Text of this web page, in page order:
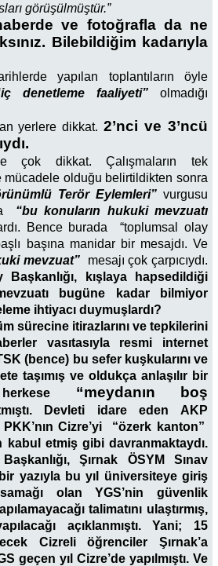
görüşülmüştür.”
ve fotoğrafla da ne
Bilebildiğim kadarıyla
yapılan toplantıların öyle
denetleme faaliyeti”olmadığı
yerlere dikkat.2’nci ve 3’ncü
çok dikkat. Çalışmaların tek
olduğu belirtildikten sonra
Terör Eylemleri” vurgusu
“bu konuların hukuki mevzuatı
Bence burada “toplumsal olay
başına manidar bir mesajdı. Ve
mevzuat” mesajı çok çarpıcıydı.
Başkanlığı, kışlaya hapsedildiği
bugüne kadar bilmiyor
ihtiyacı duymuşlardı?
sürecine itirazlarını ve tepkilerini
vasıtasıyla resmi internet
(bence) bu sefer kuşkularını ve
taşımış ve oldukça anlaşılır bir
“meydanın boş
ı. Devleti idare eden AKP
Cizre’yi “özerk kanton”
kabul etmiş gibi davranmaktaydı.
Şırnak ÖSYM Sınav
yazıyla bu yıl üniversiteye giriş
olan YGS’nin güvenlik
talimatını ulaştırmış,
açıklanmıştı. Yani; 15
Cizreli öğrenciler Şırnak’a
geçen yıl Cizre’de yapılmıştı. Ve